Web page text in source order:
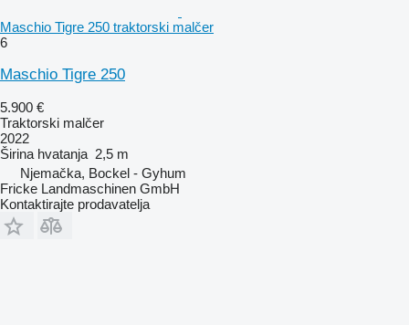
Maschio Tigre 250 traktorski malčer
6
Maschio Tigre 250
5.900 €
Traktorski malčer
2022
Širina hvatanja 2,5 m
Njemačka, Bockel - Gyhum
Fricke Landmaschinen GmbH
Kontaktirajte prodavatelja